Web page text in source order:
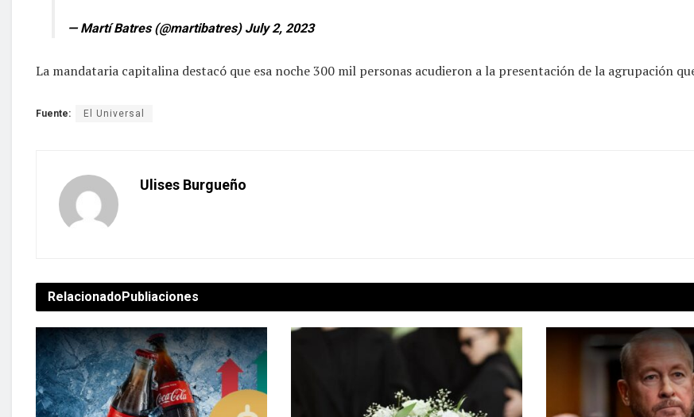
— Martí Batres (@martibatres) July 2, 2023
La mandataria capitalina destacó que esa noche 300 mil personas acudieron a la presentación de la agrupación
Fuente: El Universal
Ulises Burgueño
RelacionadoPubliaciones